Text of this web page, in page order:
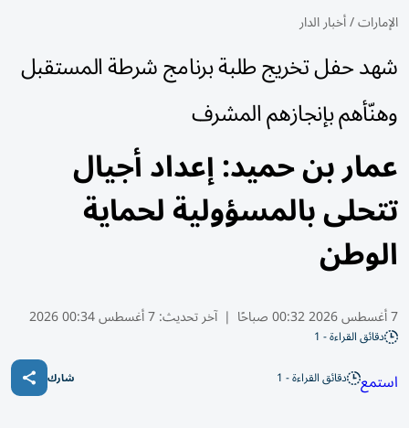
الإمارات/أخبار الدار
شهد حفل تخريج طلبة برنامج شرطة المستقبل
وهنّأهم بإنجازهم المشرف
عمار بن حميد: إعداد أجيال
تتحلى بالمسؤولية لحماية
الوطن
7 أغسطس 2026 00:32 صباحًا | آخر تحديث:7 أغسطس 00:34 2026
دقائق القراءة - 1
استمع دقائق القراءة - 1 شارك